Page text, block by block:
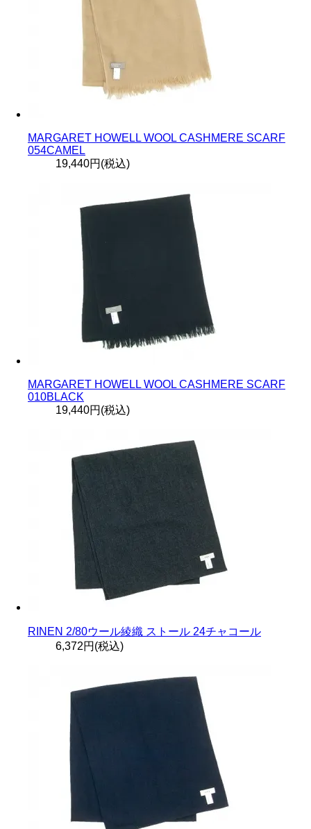
MARGARET HOWELL WOOL CASHMERE SCARF
054CAMEL
19,440円(税込)
MARGARET HOWELL WOOL CASHMERE SCARF
010BLACK
19,440円(税込)
RINEN 2/80ウール綾織 ストール 24チャコール
6,372円(税込)